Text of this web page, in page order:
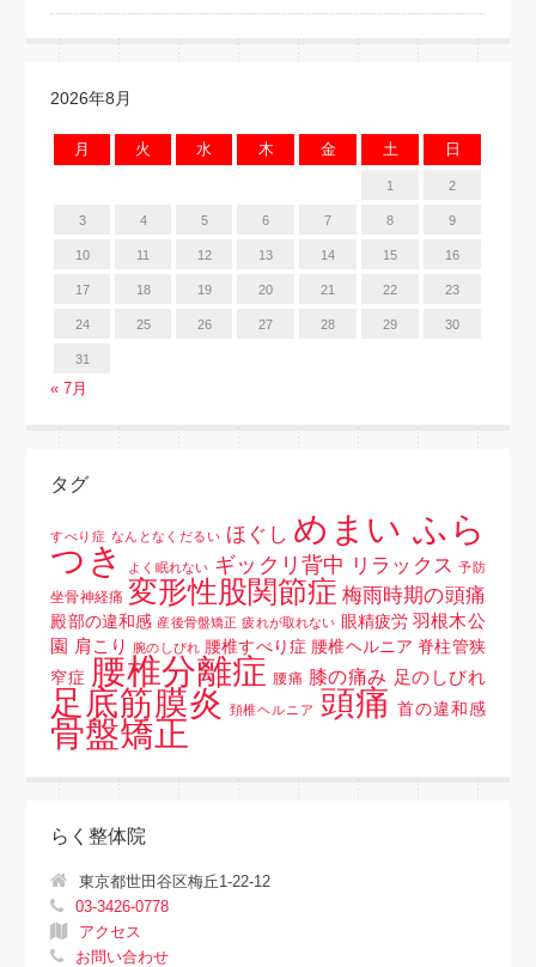
2026年8月
月 火 水 木 金 土 日
1 2
3 4 5 6 7 8 9
10 11 12 13 14 15 16
17 18 19 20 21 22 23
24 25 26 27 28 29 30
31
« 7月
タグ
すべり症 なんとなくだるい ほぐし めまい ふら
つき
よく眠れない ギックリ背中 リラックス 予防
坐骨神経痛 変形性股関節症 梅雨時期の頭痛
殿部の違和感 産後骨盤矯正 疲れが取れない 眼精疲労 羽根木公
園 肩こり 腕のしびれ 腰椎すべり症 腰椎ヘルニア 脊柱管狭
窄症 腰椎分離症 腰痛 膝の痛み 足のしびれ
足底筋膜炎 頚椎ヘルニア 頭痛 首の違和感
骨盤矯正
らく整体院
東京都世田谷区梅丘1-22-12
03-3426-0778
アクセス
お問い合わせ